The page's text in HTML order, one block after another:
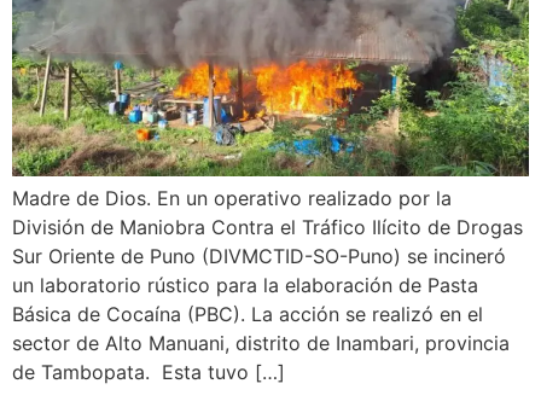
Madre de Dios. En un operativo realizado por la
División de Maniobra Contra el Tráfico Ilícito de Drogas
Sur Oriente de Puno (DIVMCTID-SO-Puno) se incineró
un laboratorio rústico para la elaboración de Pasta
Básica de Cocaína (PBC). La acción se realizó en el
sector de Alto Manuani, distrito de Inambari, provincia
de Tambopata. Esta tuvo […]